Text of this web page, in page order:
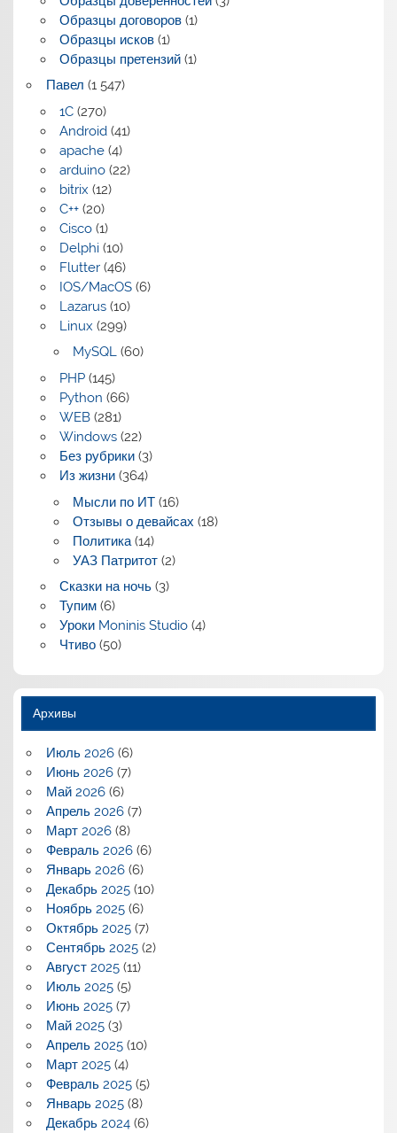
Образцы договоров(1)
Образцы исков(1)
Образцы претензий(1)
Павел (1 547)
1C(270)
Android(41)
apache(4)
arduino(22)
bitrix (12)
C++(20)
Cisco(1)
Delphi(10)
Flutter(46)
IOS/MacOS(6)
Lazarus(10)
Linux (299)
MySQL(60)
PHP(145)
Python (66)
WEB(281)
Windows(22)
Без рубрики(3)
Из жизни(364)
Мысли по ИТ(16)
Отзывы о девайсах (18)
Политика(14)
УАЗ Патритот(2)
Сказки на ночь(3)
Тупим(6)
Уроки Moninis Studio(4)
Чтиво(50)
Архивы
Июль 2026(6)
Июнь 2026(7)
Май 2026(6)
Апрель 2026(7)
Март 2026(8)
Февраль 2026(6)
Январь 2026(6)
Декабрь 2025(10)
Ноябрь 2025(6)
Октябрь 2025(7)
Сентябрь 2025(2)
Август 2025(11)
Июль 2025(5)
Июнь 2025(7)
Май 2025(3)
Апрель 2025(10)
Март 2025(4)
Февраль 2025(5)
Январь 2025(8)
Декабрь 2024(6)